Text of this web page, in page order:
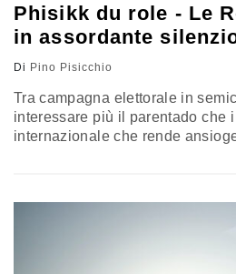
Phisikk du role - Le
in assordante
Di Pino Pisicchio
Tra campagna elettorale in
interessare più il parentado che
internazionale che rende